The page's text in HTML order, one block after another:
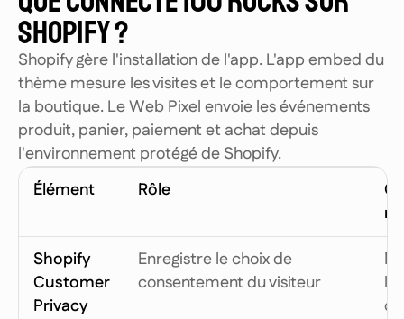
SHOPIFY ?
Shopify gère l'installation de l'app. L'app embed du
thème mesure les visites et le comportement sur
la boutique. Le Web Pixel envoie les événements
produit, panier, paiement et achat depuis
l'environnement protégé de Shopify.
Que connecte 100 Rocks sur Shopify ?
Élément Rôle
Shopify
Customer
Privacy
Enregistre le choix de
consentement du visiteur
la